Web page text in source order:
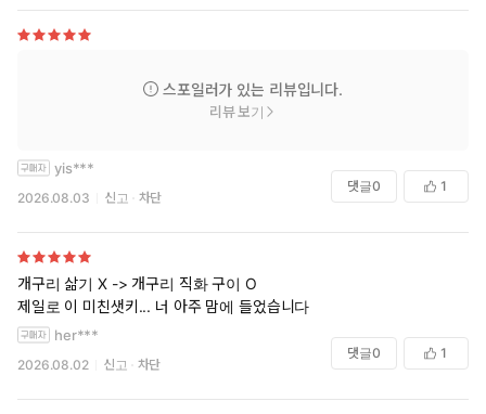
스포일러가 있는 리뷰입니다.
리뷰 보기
yis***
2026.08.03 신고 차단
댓글0 1
개구리 삶기 X -> 개구리 직화 구이 O
제일로 이 미친샛키... 너 아주 맘에 들었습니다
her***
2026.08.02 신고 차단
댓글0 1